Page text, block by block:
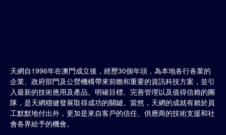
天網自1996年在澳門成立後，經歷30個年頭，為本地各行各業的
企業、政府部門及公營機構帶來前瞻和重要的資訊科技方案，並引
入最新的技術應用及產品。明確目標、完善管理以及值得信賴的團
隊，是天網穩健發展取得成功的關鍵。當然，天網的成就有賴於員
工默默地付出外，更加是來自客戶的信任、供應商的技術支援和社
會各界給予的機會。